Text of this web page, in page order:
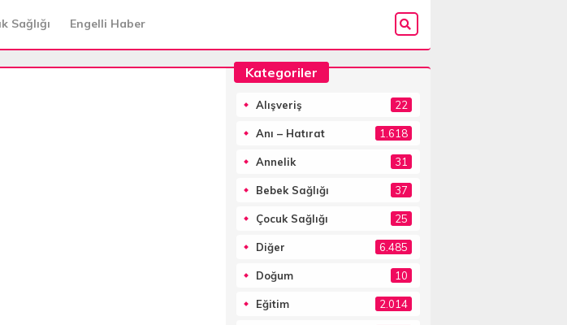
Sağlığı Engelli Haber
Kategoriler
Alışveriş 22
Anı – Hatırat 1.618
Annelik 31
Bebek Sağlığı 37
Çocuk Sağlığı 25
Diğer 6.485
Doğum 10
Eğitim 2.014